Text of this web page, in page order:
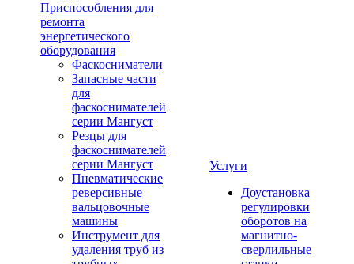
Приспособления для
ремонта
энергетического
оборудования
Фаскосниматели
Запасные части
для
фаскоснимателей
серии Мангуст
Резцы для
фаскоснимателей
серии Мангуст
Пневматические
реверсивные
вальцовочные
машины
Инструмент для
удаления труб из
Услуги
Доустановка
регулировки
оборотов на
магнитно-
сверлильные